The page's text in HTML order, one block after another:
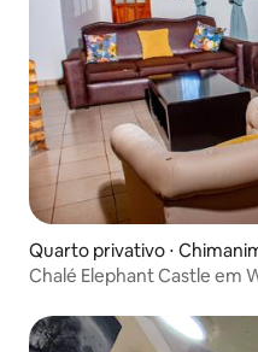
Quarto privativo ⋅
Chalé Elephant Castle em